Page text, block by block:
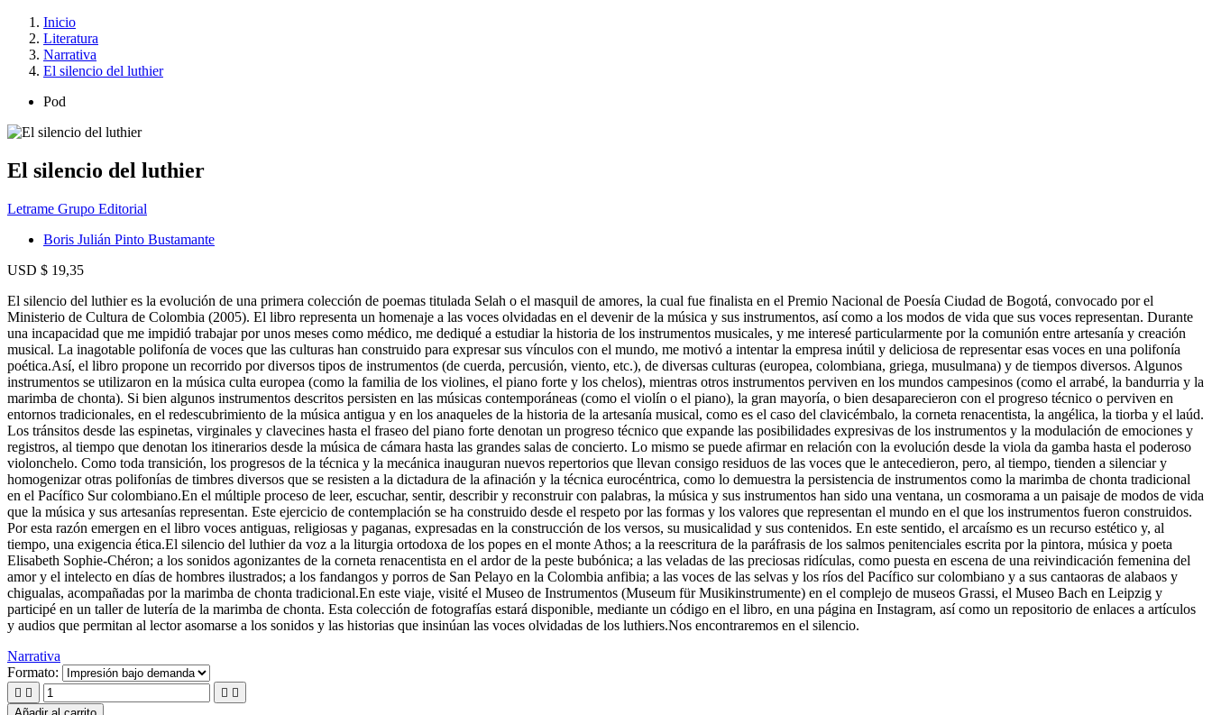
Inicio
Literatura
Narrativa
El silencio del luthier
Pod
El silencio del luthier
Letrame Grupo Editorial
Boris Julián Pinto Bustamante
USD $ 19,35
El silencio del luthier es la evolución de una primera colección de poemas titulada Selah o el masquil de amores, la cual fue finalista en el Premio Nacional de Poesía Ciudad de Bogotá, convocado por el
Ministerio de Cultura de Colombia (2005). El libro representa un homenaje a las voces olvidadas en el devenir de la música y sus instrumentos, así como a los modos de vida que sus voces representan. Durante
una incapacidad que me impidió trabajar por unos meses como médico, me dediqué a estudiar la historia de los instrumentos musicales, y me interesé particularmente por la comunión entre artesanía y creación
musical. La inagotable polifonía de voces que las culturas han construido para expresar sus vínculos con el mundo, me motivó a intentar la empresa inútil y deliciosa de representar esas voces en una polifonía
poética.Así, el libro propone un recorrido por diversos tipos de instrumentos (de cuerda, percusión, viento, etc.), de diversas culturas (europea, colombiana, griega, musulmana) y de tiempos diversos. Algunos
instrumentos se utilizaron en la música culta europea (como la familia de los violines, el piano forte y los chelos), mientras otros instrumentos perviven en los mundos campesinos (como el arrabé, la bandurria y la
marimba de chonta). Si bien algunos instrumentos descritos persisten en las músicas contemporáneas (como el violín o el piano), la gran mayoría, o bien desaparecieron con el progreso técnico o perviven en
entornos tradicionales, en el redescubrimiento de la música antigua y en los anaqueles de la historia de la artesanía musical, como es el caso del clavicémbalo, la corneta renacentista, la angélica, la tiorba y el laúd.
Los tránsitos desde las espinetas, virginales y clavecines hasta el fraseo del piano forte denotan un progreso técnico que expande las posibilidades expresivas de los instrumentos y la modulación de emociones y
registros, al tiempo que denotan los itinerarios desde la música de cámara hasta las grandes salas de concierto. Lo mismo se puede afirmar en relación con la evolución desde la viola da gamba hasta el poderoso
violonchelo. Como toda transición, los progresos de la técnica y la mecánica inauguran nuevos repertorios que llevan consigo residuos de las voces que le antecedieron, pero, al tiempo, tienden a silenciar y
homogenizar otras polifonías de timbres diversos que se resisten a la dictadura de la afinación y la técnica eurocéntrica, como lo demuestra la persistencia de instrumentos como la marimba de chonta tradicional
en el Pacífico Sur colombiano.En el múltiple proceso de leer, escuchar, sentir, describir y reconstruir con palabras, la música y sus instrumentos han sido una ventana, un cosmorama a un paisaje de modos de vida
que la música y sus artesanías representan. Este ejercicio de contemplación se ha construido desde el respeto por las formas y los valores que representan el mundo en el que los instrumentos fueron construidos.
Por esta razón emergen en el libro voces antiguas, religiosas y paganas, expresadas en la construcción de los versos, su musicalidad y sus contenidos. En este sentido, el arcaísmo es un recurso estético y, al
tiempo, una exigencia ética.El silencio del luthier da voz a la liturgia ortodoxa de los popes en el monte Athos; a la reescritura de la paráfrasis de los salmos penitenciales escrita por la pintora, música y poeta
Elisabeth Sophie-Chéron; a los sonidos agonizantes de la corneta renacentista en el ardor de la peste bubónica; a las veladas de las preciosas ridículas, como puesta en escena de una reivindicación femenina del
amor y el intelecto en días de hombres ilustrados; a los fandangos y porros de San Pelayo en la Colombia anfibia; a las voces de las selvas y los ríos del Pacífico sur colombiano y a sus cantaoras de alabaos y
chigualas, acompañadas por la marimba de chonta tradicional.En este viaje, visité el Museo de Instrumentos (Museum für Musikinstrumente) en el complejo de museos Grassi, el Museo Bach en Leipzig y
participé en un taller de lutería de la marimba de chonta. Esta colección de fotografías estará disponible, mediante un código en el libro, en una página en Instagram, así como un repositorio de enlaces a artículos
y audios que permitan al lector asomarse a los sonidos y las historias que insinúan las voces olvidadas de los luthiers.Nos encontraremos en el silencio.
Narrativa
Formato:
   